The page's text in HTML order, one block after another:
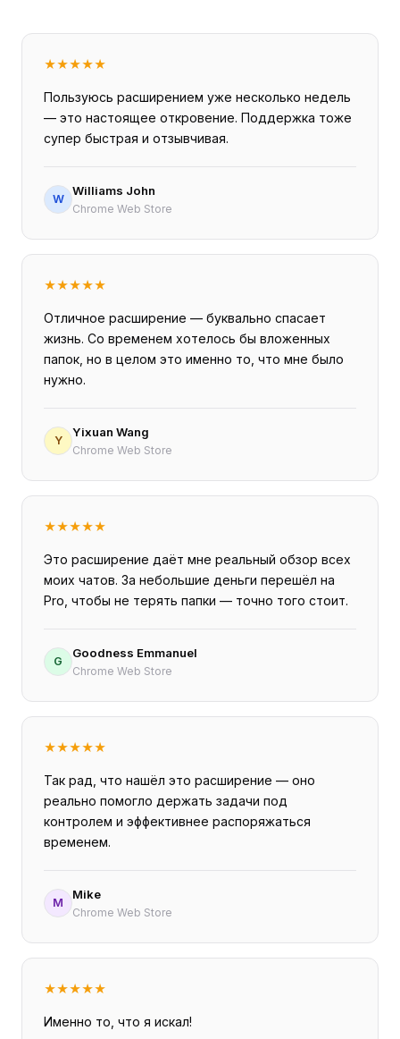
★★★★★
Пользуюсь расширением уже несколько недель
— это настоящее откровение. Поддержка тоже
супер быстрая и отзывчивая.
W
Williams John
Chrome Web Store
★★★★★
Отличное расширение — буквально спасает
жизнь. Со временем хотелось бы вложенных
папок, но в целом это именно то, что мне было
нужно.
Y
Yixuan Wang
Chrome Web Store
★★★★★
Это расширение даёт мне реальный обзор всех
моих чатов. За небольшие деньги перешёл на
Pro, чтобы не терять папки — точно того стоит.
G
Goodness Emmanuel
Chrome Web Store
★★★★★
Так рад, что нашёл это расширение — оно
реально помогло держать задачи под
контролем и эффективнее распоряжаться
временем.
M
Mike
Chrome Web Store
★★★★★
Именно то, что я искал!